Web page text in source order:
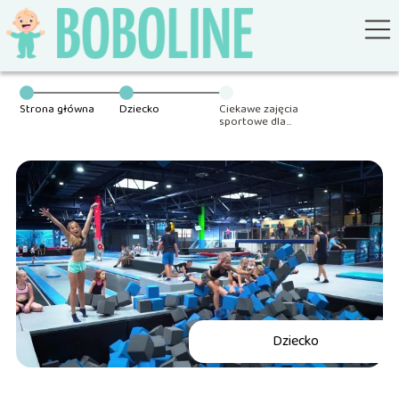
Strona główna Dziecko Ciekawe zajęcia
sportowe dla
malucha do
ruchu?
Dziecko